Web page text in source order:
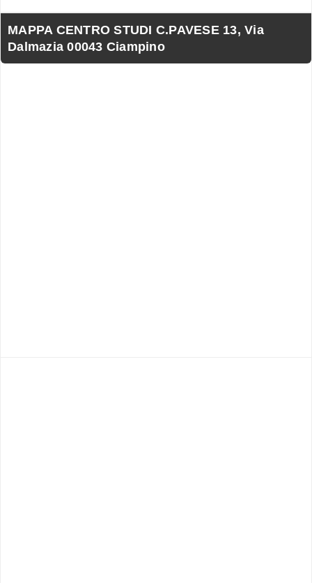
MAPPA CENTRO STUDI C.PAVESE 13, Via
Dalmazia 00043 Ciampino